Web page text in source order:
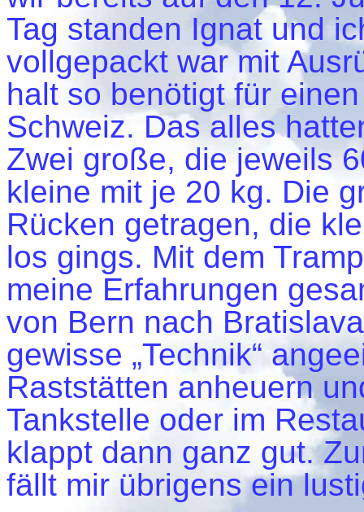
Tag standen Ignat und
vollgepackt war mit
halt so benötigt für
Schweiz. Das alles
Zwei große, die jeweils
kleine mit je 20 kg. Die
Rücken getragen, die
los gings. Mit dem
meine Erfahrungen
von Bern nach
gewisse „Technik“
Raststätten anheuern
Tankstelle oder im
klappt dann ganz gut.
fällt mir übrigens ein